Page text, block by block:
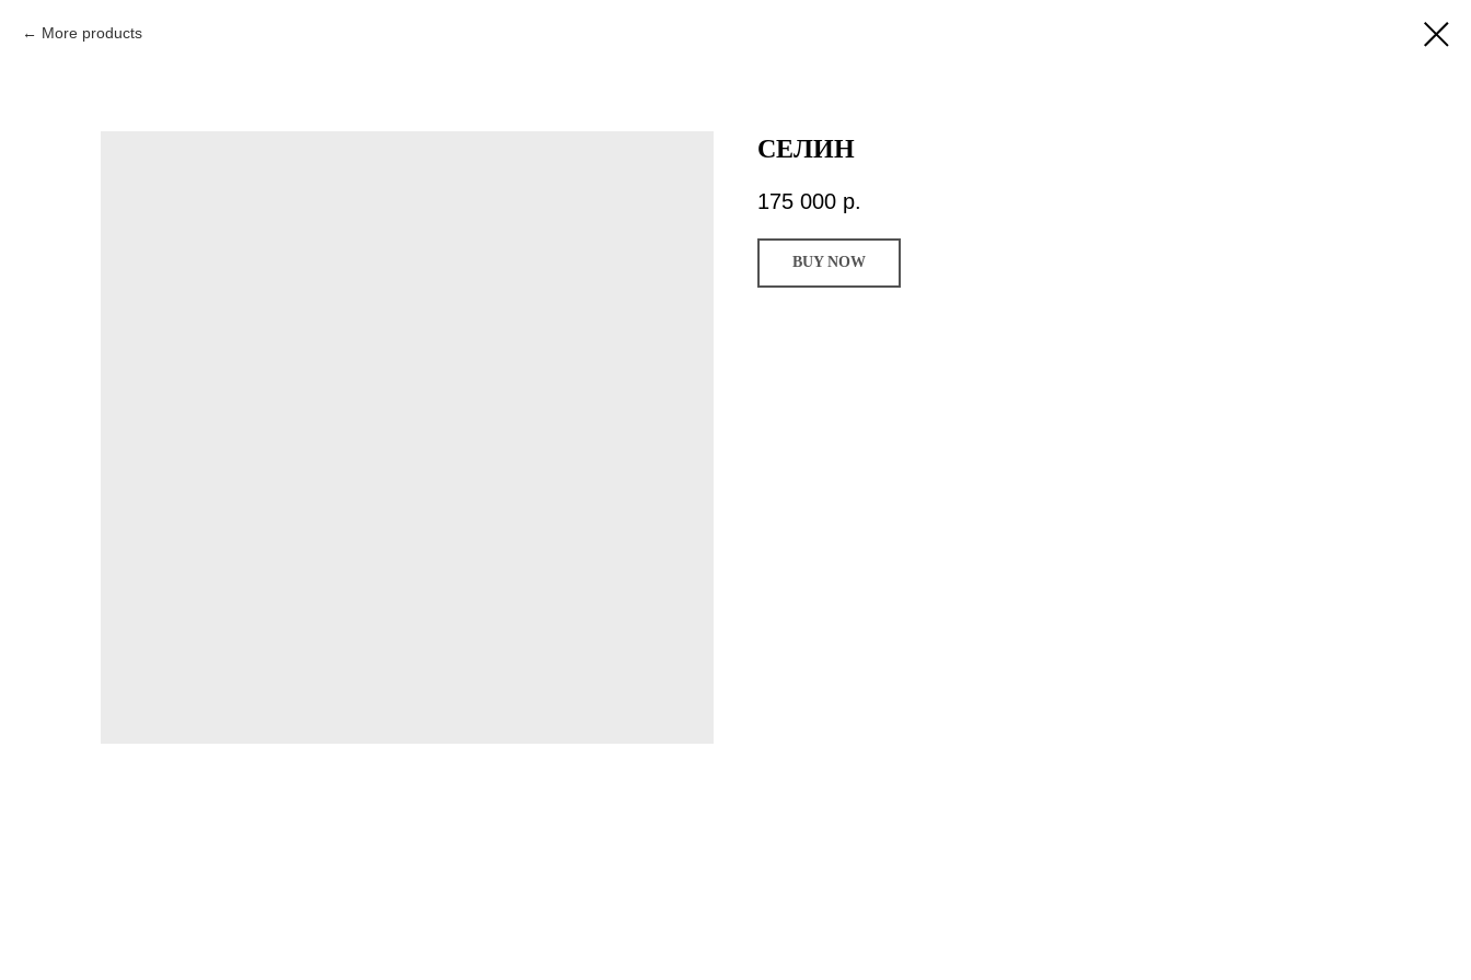
More products
СЕЛИН
175 000 р.
BUY NOW